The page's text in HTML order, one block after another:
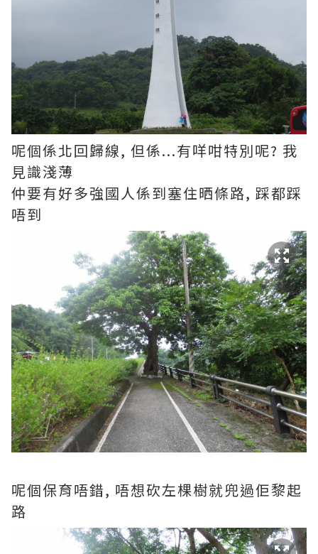
呢個係北回歸線, 但係...有咩咁特別呢? 我
見識淺薄
仲要有好多強國人係到塞住晒條路, 踩都踩
唔到
呢個保育唔錯, 唔想砍左棵樹就兜過佢黎起
路